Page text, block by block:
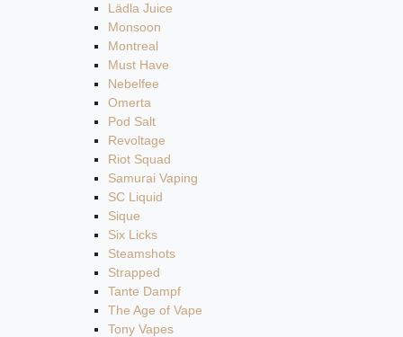
Lädla Juice
Monsoon
Montreal
Must Have
Nebelfee
Omerta
Pod Salt
Revoltage
Riot Squad
Samurai Vaping
SC Liquid
Sique
Six Licks
Steamshots
Strapped
Tante Dampf
The Age of Vape
Tony Vapes